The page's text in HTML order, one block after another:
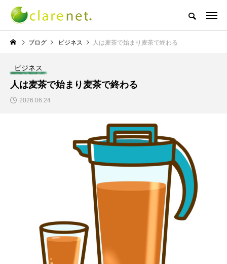
株式会社クレアネットの代表取締役ブログ
NEW POST
TECH BLOG
admin
2026.04.10
W杯の優勝を目指す日
本代表と目標設定
2026.07.17
ブログ ビジネス 人は麦茶で始まり麦茶で終わる
ビジネス
人は麦茶で始まり麦茶で終わる
2026.06.24